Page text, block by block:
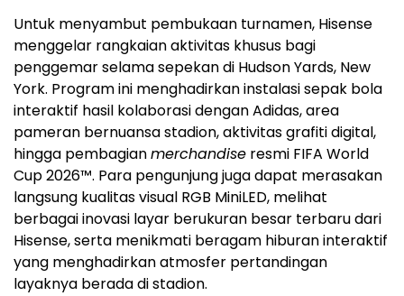
Untuk menyambut pembukaan turnamen, Hisense
menggelar rangkaian aktivitas khusus bagi
penggemar selama sepekan di Hudson Yards, New
York. Program ini menghadirkan instalasi sepak bola
interaktif hasil kolaborasi dengan Adidas, area
pameran bernuansa stadion, aktivitas grafiti digital,
hingga pembagianmerchandise resmi FIFA World
Cup 2026™. Para pengunjung juga dapat merasakan
langsung kualitas visual RGB MiniLED, melihat
berbagai inovasi layar berukuran besar terbaru dari
Hisense, serta menikmati beragam hiburan interaktif
yang menghadirkan atmosfer pertandingan
layaknya berada di stadion.